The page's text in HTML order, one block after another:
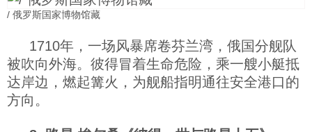
/ 俄罗斯国家博物馆藏
1710年，一场风暴席卷芬兰湾，俄国分舰队
被吹向外海。彼得冒着生命危险，乘一艘小艇抵
达岸边，燃起篝火，为舰船指明通往安全港口的
方向。